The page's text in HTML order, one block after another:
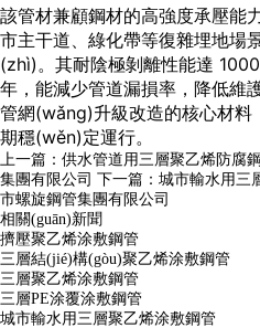
該管材兼顧鋼材的高強度承壓能
市主干道、綠化帶等復雜埋地場
(zhì)。其耐陰極剝離性能達
年，能減少管道漏損率，降低維
管網(wǎng)升級改造的核心材
期穩(wěn)定運行。
上一篇： 供水管道用三層聚乙烯防腐
集團有限公司 下一篇： 城市輸水用三
市螺旋鋼管集團有限公司
相關(guān)新聞
擠壓聚乙烯涂敷鋼管
三層結(jié)構(gòu)聚乙烯涂敷鋼管
三層聚乙烯涂敷鋼管
三層PE涂覆涂敷鋼管
城市輸水用三層聚乙烯涂敷鋼管